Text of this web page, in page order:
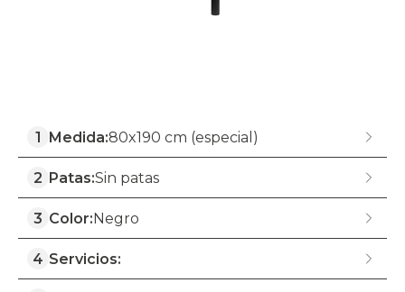
1 Medida:80x190 cm (especial)
2 Patas:Sin patas
3 Color: Negro
4 Servicios: